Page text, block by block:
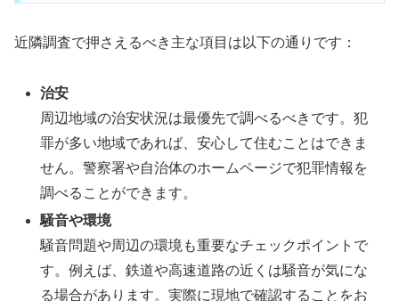
近隣調査で押さえるべき主な項目は以下の通りです：
治安
周辺地域の治安状況は最優先で調べるべきです。犯
罪が多い地域であれば、安心して住むことはできま
せん。警察署や自治体のホームページで犯罪情報を
調べることができます。
騒音や環境
騒音問題や周辺の環境も重要なチェックポイントで
す。例えば、鉄道や高速道路の近くは騒音が気にな
る場合があります。実際に現地で確認することをお